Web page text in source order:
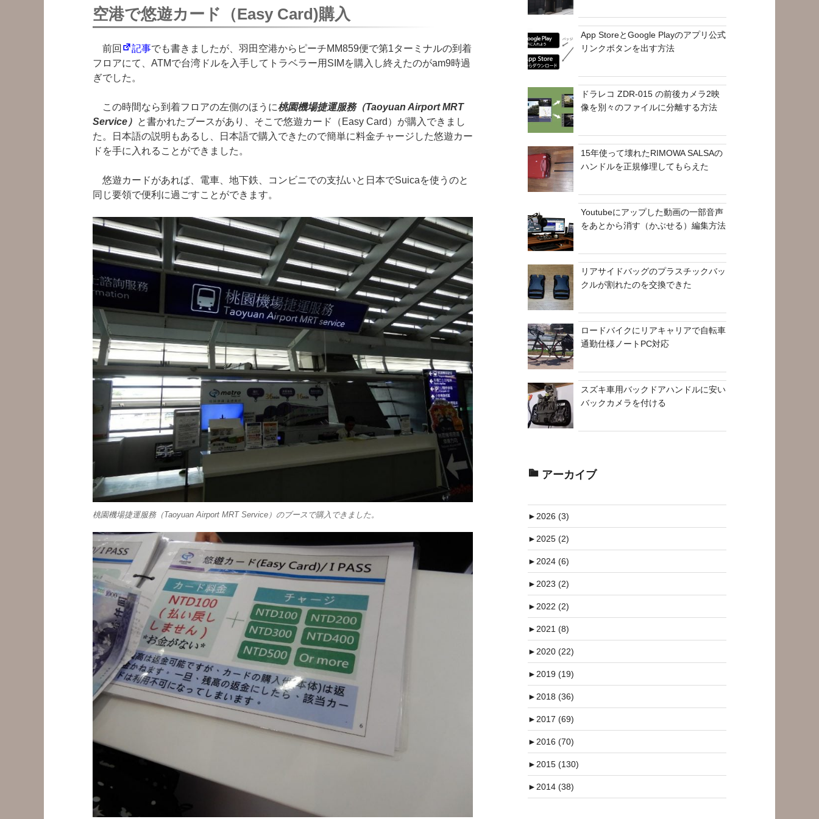
空港で悠遊カード（Easy Card)購入
前回 記事でも書きましたが、羽田空港からピーチMM859便で第1ターミナルの到着
フロアにて、ATMで台湾ドルを入手してトラベラー用SIMを購入し終えたのがam9時過
ぎでした。
この時間なら到着フロアの左側のほうに桃園機場捷運服務（Taoyuan Airport MRT
Service） と書かれたブースがあり、そこで悠遊カード（Easy Card）が購入できまし
た。日本語の説明もあるし、日本語で購入できたので簡単に料金チャージした悠遊カー
ドを手に入れることができました。
悠遊カードがあれば、電車、地下鉄、コンビニでの支払いと日本でSuicaを使うのと
同じ要領で便利に過ごすことができます。
桃園機場捷運服務（Taoyuan Airport MRT Service）のブースで購入できました。
App StoreとGoogle Playのアプリ公式
リンクボタンを出す方法
ドラレコ ZDR-015 の前後カメラ2映
像を別々のファイルに分離する方法
15年使って壊れたRIMOWA SALSAの
ハンドルを正規修理してもらえた
Youtubeにアップした動画の一部音声
をあとから消す（かぶせる）編集方法
リアサイドバッグのプラスチックバッ
クルが割れたのを交換できた
ロードバイクにリアキャリアで自転車
通勤仕様ノートPC対応
スズキ車用バックドアハンドルに安い
バックカメラを付ける
アーカイブ
► 2026 (3)
► 2025 (2)
► 2024 (6)
► 2023 (2)
► 2022 (2)
► 2021 (8)
► 2020 (22)
► 2019 (19)
► 2018 (36)
► 2017 (69)
► 2016 (70)
► 2015 (130)
► 2014 (38)